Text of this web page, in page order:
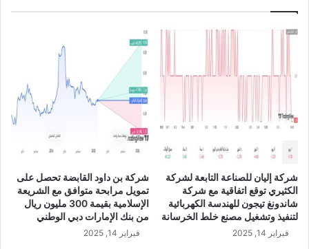
ع
ص
ي
ا
ح
ه
ا
شركة إليان للصناعة التابعة لشركة
الكثيري توقع اتفاقية مع شركة
شاندونغ تيجون للهندسة الكهربائية
لتنفيذ وتشغيل مصنع خلط الخرسانة
فبراير 14, 2025
شركة بن داود القابضة تحصل على
تمويل مرابحة متوافق مع الشريعة
الإسلامية بقيمة 300 مليون ريال
من بنك الإمارات دبي الوطني
فبراير 14, 2025